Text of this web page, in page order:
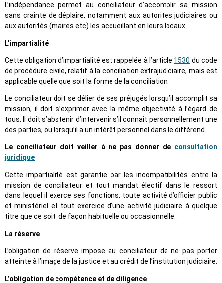
L’indépendance permet au conciliateur d’accomplir sa mission
sans crainte de déplaire, notamment aux autorités judiciaires ou
aux autorités (maires etc) les accueillant en leurs locaux.
L’impartialité
Cette obligation d’impartialité est rappelée à l’article 1530 du code
de procédure civile, relatif à la conciliation extrajudiciaire, mais est
applicable quelle que soit la forme de la conciliation.
Le conciliateur doit se délier de ses préjugés lorsqu’il accomplit sa
mission, il doit s’exprimer avec la même objectivité à l’égard de
tous. Il doit s’abstenir d’intervenir s’il connait personnellement une
des parties, ou lorsqu’il a un intérêt personnel dans le différend.
Le conciliateur doit veiller à ne pas donner de consultation
juridique
Cette impartialité est garantie par les incompatibilités entre la
mission de conciliateur et tout mandat électif dans le ressort
dans lequel il exerce ses fonctions, toute activité d’officier public
et ministériel et tout exercice d’une activité judiciaire à quelque
titre que ce soit, de façon habituelle ou occasionnelle.
La réserve
L’obligation de réserve impose au conciliateur de ne pas porter
atteinte à l’image de la justice et au crédit de l’institution judiciaire.
L’obligation de compétence et de diligence